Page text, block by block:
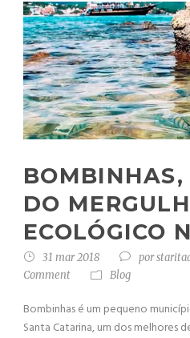
DO
ECOLÓGICO
31 mar 2018 por
Comment
Blog
Bombinhas é um pequeno
Santa Catarina, um dos melhores